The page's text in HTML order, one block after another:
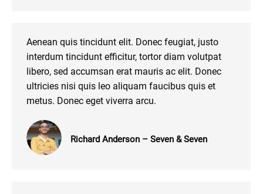
Aenean quis tincidunt elit. Donec feugiat, justo
interdum tincidunt efficitur, tortor diam volutpat
libero, sed accumsan erat mauris ac elit. Donec
ultricies nisi quis leo aliquam faucibus quis et
metus. Donec eget viverra arcu.
Richard Anderson – Seven & Seven